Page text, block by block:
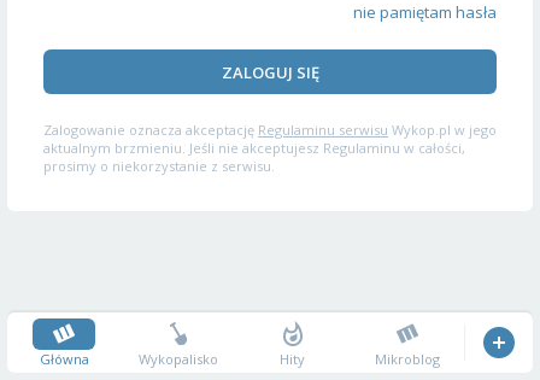
nie pamiętam hasła
ZALOGUJ SIĘ
Zalogowanie oznacza akceptację Regulaminu serwisu Wykop.pl w jego
aktualnym brzmieniu. Jeśli nie akceptujesz Regulaminu w całości,
prosimy o niekorzystanie z serwisu.
Główna Wykopalisko Hity Mikroblog